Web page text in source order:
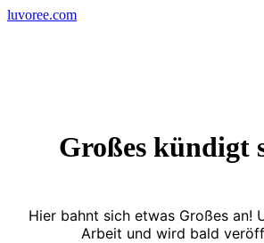
Skip
luvoree.com
Großes kündigt
Hier bahnt sich etwas Großes an!
Arbeit und wird bald